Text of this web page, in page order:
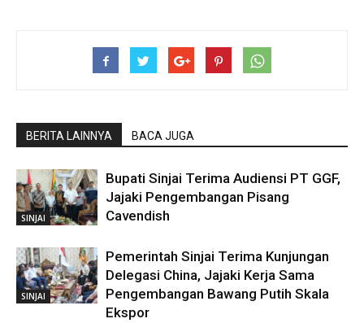
BERITA LAINNYA BACA JUGA
SINJAI
Bupati Sinjai Terima Audiensi PT GGF,
Jajaki Pengembangan Pisang
Cavendish
SINJAI
Pemerintah Sinjai Terima Kunjungan
Delegasi China, Jajaki Kerja Sama
Pengembangan Bawang Putih Skala
Ekspor